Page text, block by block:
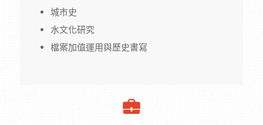
城市史
水文化研究
檔案加值運用與歷史書寫